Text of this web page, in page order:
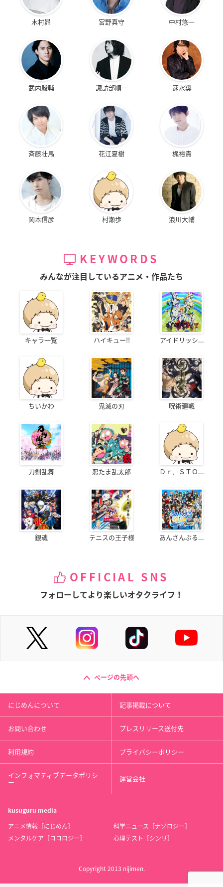
木村昴 宮野真守 中村悠一
武内駿輔 諏訪部順一 速水奨
斉藤壮馬 花江夏樹 梶裕貴
岡本信彦 村瀬歩 浪川大輔
KEYWORDS
みんなが注目しているアニメ・作品たち
キャラ一覧 ハイキュー!! アイドリッシ...
ちいかわ 鬼滅の刃 呪術廻戦
刀剣乱舞 忍たま乱太郎 Ｄｒ．ＳＴＯ...
銀魂 テニスの王子様 あんさんぶる...
OFFICIAL SNS
フォローしてより楽しいオタクライフ！
ページの先頭へ
にじめんについて 記事掲載について
お問い合わせ プレスリリース送付先
利用規約 プライバシーポリシー
インフォマティブデータポリシ
ー 運営会社
kusuguru media
アニメ情報［にじめん］
科学ニュース［ナゾロジー］
メンタルケア［ココロジー］
心理テスト［シンリ］
Copyright 2013 nijimen.